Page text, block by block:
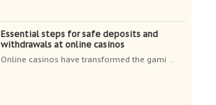
Essential steps for safe deposits and
withdrawals at online casinos
Online casinos have transformed the gami ...